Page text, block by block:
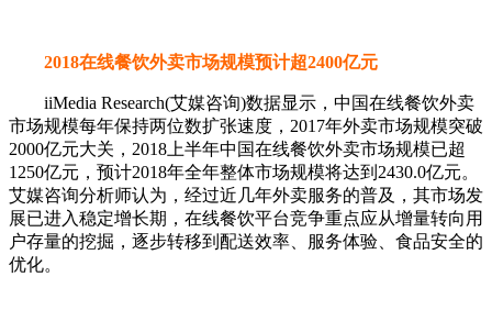
2018在线餐饮外卖市场规模预计超2400亿元
iiMedia Research(艾媒咨询)数据显示，中国在线餐饮外卖
市场规模每年保持两位数扩张速度，2017年外卖市场规模突破
2000亿元大关，2018上半年中国在线餐饮外卖市场规模已超
1250亿元，预计2018年全年整体市场规模将达到2430.0亿元。
艾媒咨询分析师认为，经过近几年外卖服务的普及，其市场发
展已进入稳定增长期，在线餐饮平台竞争重点应从增量转向用
户存量的挖掘，逐步转移到配送效率、服务体验、食品安全的
优化。